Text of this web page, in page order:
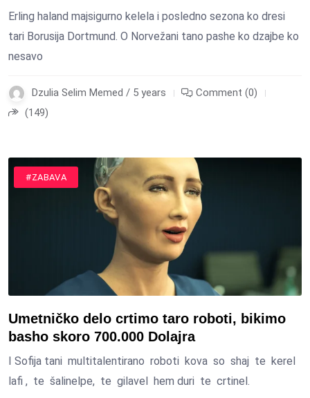
Erling haland majsigurno kelela i posledno sezona ko dresi
tari Borusija Dortmund. O Norvežani tano pashe ko dzajbe ko
nesavo
Dzulia Selim Memed / 5 years
Comment (0)
(149)
#ZABAVA
Umetničko delo crtimo taro roboti, bikimo
basho skoro 700.000 Dolajra
I Sofija tani multitalentirano roboti kova so shaj te kerel
lafi , te šalinelpe, te gilavel hem duri te crtinel.